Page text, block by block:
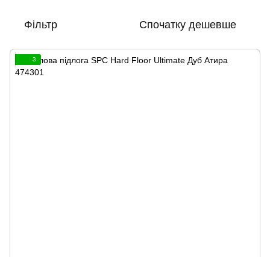
Фільтр Спочатку дешевше
3